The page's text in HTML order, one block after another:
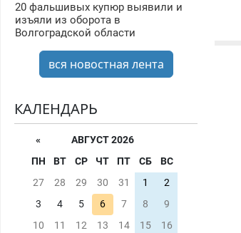
20 фальшивых купюр выявили и
изъяли из оборота в
Волгоградской области
вся новостная лента
КАЛЕНДАРЬ
«
АВГУСТ 2026
ПН
ВТ СР ЧТ ПТ СБ
ВС
27
28 29 30 31 1
2
3
4 5 6 7 8
9
10
11 12 13 14 15
16